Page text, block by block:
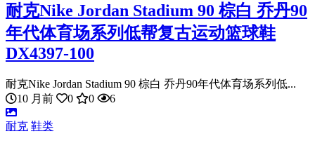
耐克Nike Jordan Stadium 90 棕白 乔丹90
年代体育场系列低帮复古运动篮球鞋
DX4397-100
耐克Nike Jordan Stadium 90 棕白 乔丹90年代体育场系列低...
10 月前
0 0 6
耐克 鞋类